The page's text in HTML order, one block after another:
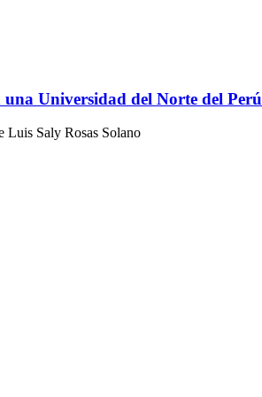
una Universidad del Norte del Perú
Luis Saly Rosas Solano